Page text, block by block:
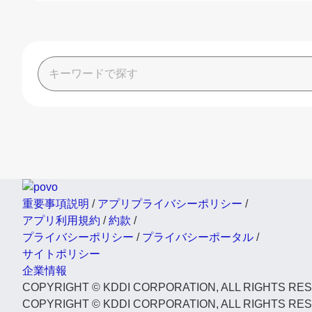
重要事項説明 / アプリプライバシーポリシー /
アプリ利用規約 /約款 /
プライバシーポリシー / プライバシーポータル /
サイトポリシー
企業情報
COPYRIGHT © KDDI CORPORATION, ALL RIGHTS
COPYRIGHT © KDDI CORPORATION, ALL RIGHTS